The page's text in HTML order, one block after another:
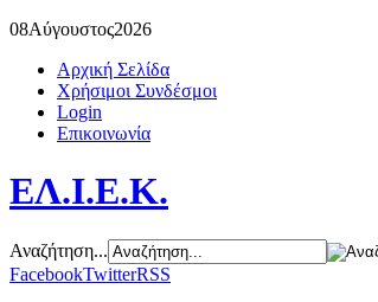
08Αύγουστος2026
Αρχική Σελίδα
Χρήσιμοι Συνδέσμοι
Login
Επικοινωνία
ΕΛ.Ι.Ε.Κ.
Αναζήτηση...
FacebookTwitterRSS